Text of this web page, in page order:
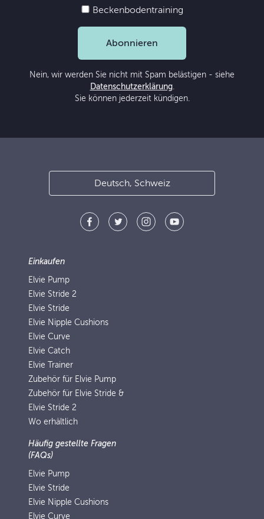
Beckenbodentraining
Abonnieren
Nein, wir werden Sie nicht mit Spam belästigen - siehe
Datenschutzerklärung.
Sie können jederzeit kündigen.
Deutsch, Schweiz
Einkaufen
Elvie Pump
Elvie Stride 2
Elvie Stride
Elvie Nipple Cushions
Elvie Curve
Elvie Catch
Elvie Trainer
Zubehör für Elvie Pump
Zubehör für Elvie Stride &
Elvie Stride 2
Wo erhältlich
Häufig gestellte Fragen
(FAQs)
Elvie Pump
Elvie Stride
Elvie Nipple Cushions
Elvie Curve